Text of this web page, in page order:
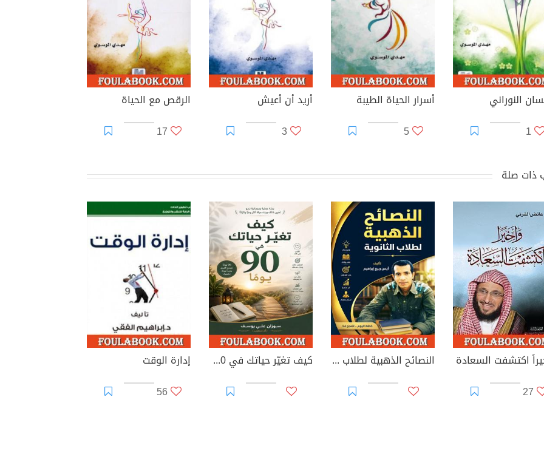
النوراني
1
أسرار الحياة الطيبة
5
أريد أن أعيش
3
الرقص مع الحياة
17
ذات صلة
اكتشفت السعادة
27
النصائح الذهبية لطلاب الثانوية كيف تغيّر حياتك في 90 يومًا
إدارة الوقت
56